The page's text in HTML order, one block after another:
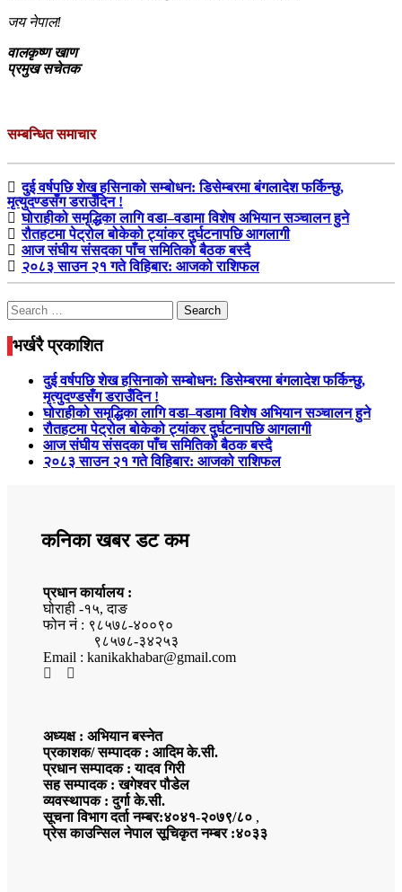
जय नेपाल!
वालकृष्ण खाण
प्रमुख सचेतक
सम्बन्धित समाचार
दुई वर्षपछि शेख हसिनाको सम्बोधन: डिसेम्बरमा बंगलादेश फर्किन्छु,
मृत्युदण्डसँग डराउँदिन !
घोराहीको समृद्धिका लागि वडा–वडामा विशेष अभियान सञ्चालन हुने
रौतहटमा पेट्रोल बोकेको ट्यांकर दुर्घटनापछि आगलागी
आज संघीय संसदका पाँच समितिको बैठक बस्दै
२०८३ साउन २१ गते विहिबार: आजको राशिफल
Search
for:
भर्खरै प्रकाशित
दुई वर्षपछि शेख हसिनाको सम्बोधन: डिसेम्बरमा बंगलादेश फर्किन्छु,
मृत्युदण्डसँग डराउँदिन !
घोराहीको समृद्धिका लागि वडा–वडामा विशेष अभियान सञ्चालन हुने
रौतहटमा पेट्रोल बोकेको ट्यांकर दुर्घटनापछि आगलागी
आज संघीय संसदका पाँच समितिको बैठक बस्दै
२०८३ साउन २१ गते विहिबार: आजको राशिफल
कनिका खबर डट कम
प्रधान कार्यालय :
घोराही -१५, दाङ
फोन नं : ९८५७८-४००९०
९८५७८-३४२५३
Email : kanikakhabar@gmail.com
अध्यक्ष : अभियान बस्नेत
प्रकाशक/ सम्पादक : आदिम के.सी.
प्रधान सम्पादक : यादव गिरी
सह सम्पादक : खगेश्वर पौडेल
व्यवस्थापक : दुर्गा के.सी.
सूचना विभाग दर्ता नम्बर:४०४१-२०७९/८० ,
प्रेस काउन्सिल नेपाल सूचिकृत नम्बर :४०३३